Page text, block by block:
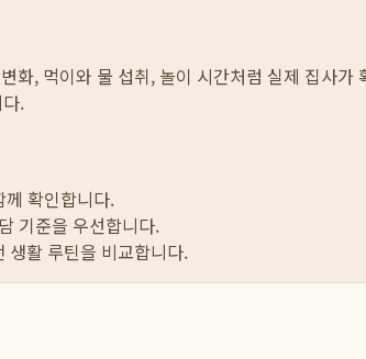
화, 먹이와 물 섭취, 놀이 시간처럼 실제 집사
.
께 확인합니다.
기준을 우선합니다.
생활 루틴을 비교합니다.